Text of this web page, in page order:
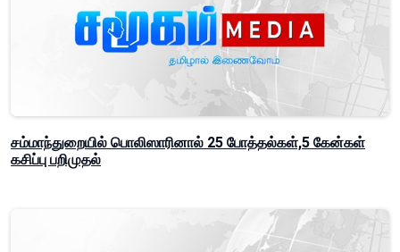
சம்மாந்துறையில் பொலிஸாரினால் 25 போத்தல்கள்,5 கேன்கள்
கசிப்பு பறிமுதல்